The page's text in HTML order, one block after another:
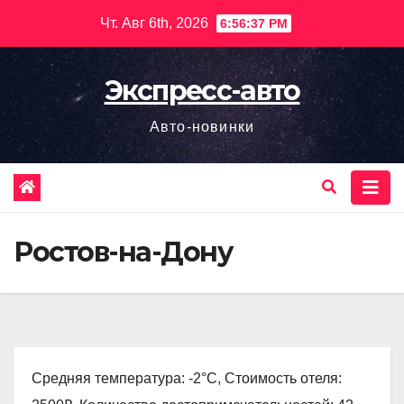
содержимому
Чт. Авг 6th, 2026 6:56:38 PM
Экспресс-авто
Авто-новинки
Ростов-на-Дону
Средняя температура: -2°C, Стоимость отеля: